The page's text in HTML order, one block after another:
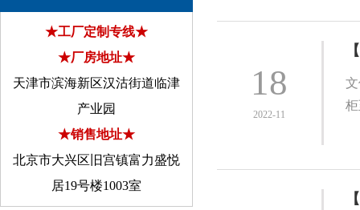
★工厂定制专线★
★厂房地址★
天津市滨海新区汉沽街道临津
产业园
★销售地址★
北京市大兴区旧宫镇富力盛悦
居19号楼1003室
18
2022-11